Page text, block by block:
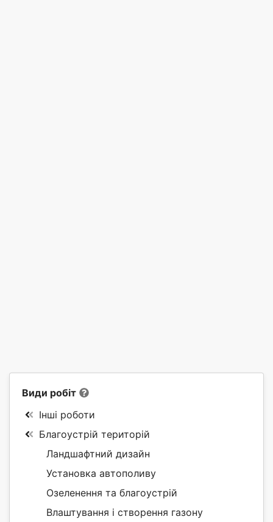
Види робіт
Інші роботи
Благоустрій територій
Ландшафтний дизайн
Установка автополиву
Озеленення та благоустрій
Влаштування і створення газону